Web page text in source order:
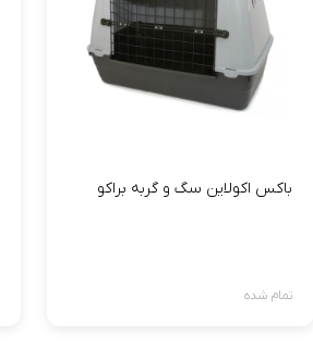
باکس اکولاین سگ و گربه براکو
تمام شده